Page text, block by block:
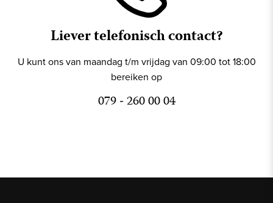
Liever telefonisch contact?
U kunt ons van maandag t/m vrijdag van 09:00 tot 18:00
bereiken op
079 - 260 00 04